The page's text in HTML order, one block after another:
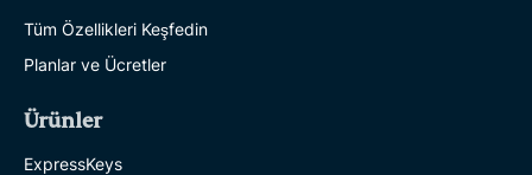
Tüm Özellikleri Keşfedin
Planlar ve Ücretler
Ürünler
ExpressKeys